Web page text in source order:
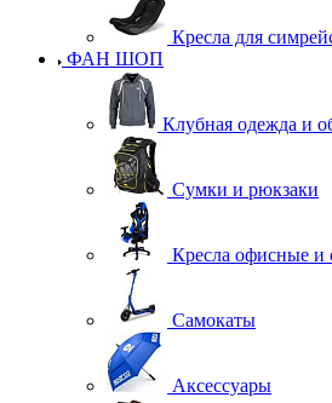
Кресла для
ФАН ШОП
Клубная одежда и
Сумки и рюкзаки
Кресла офисные
Самокаты
Аксессуары